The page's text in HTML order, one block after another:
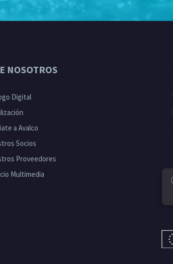
NOSOTROS
Digital
a Avalco
Socios
Proveedores
Multimedia